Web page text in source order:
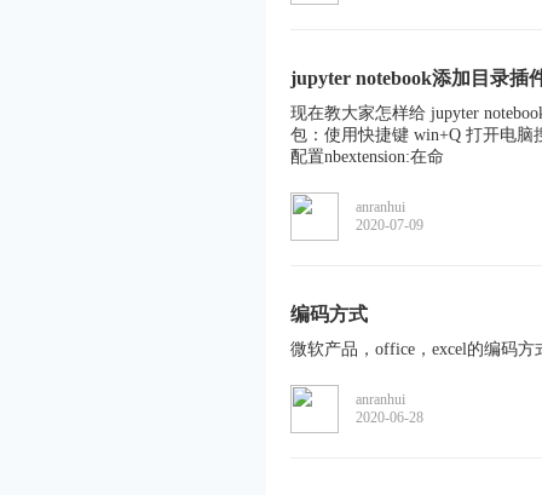
jupyter notebook添加目录插
现在教大家怎样给 jupyter
包：使用快捷键 win+Q 打开电脑
配置nbextension:在命
anranhui
2020-07-09
编码方式
微软产品，office，excel的编码
anranhui
2020-06-28